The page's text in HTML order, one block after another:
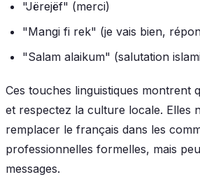
"Jërejëf" (merci)
"Mangi fi rek" (je vais bien,
"Salam alaikum" (salutation
Ces touches linguistiques montrent
et respectez la culture locale. Elles
remplacer le français dans les
professionnelles formelles, mais
messages.